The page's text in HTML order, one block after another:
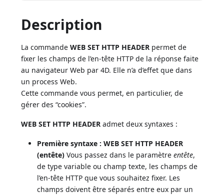
Description
La commandeWEB SET HTTP HEADER permet de
fixer les champs de l’en-tête HTTP de la réponse faite
au navigateur Web par 4D. Elle n’a d’effet que dans
un process Web.
Cette commande vous permet, en particulier, de
gérer des “cookies”.
WEB SET HTTP HEADER admet deux syntaxes :
Première syntaxe : WEB SET HTTP HEADER
(entête) Vous passez dans le paramètreentête,
de type variable ou champ texte, les champs de
l’en-tête HTTP que vous souhaitez fixer. Les
champs doivent être séparés entre eux par un